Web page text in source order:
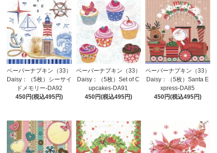
ペーパーナプキン（33）
Daisy：（5枚）シーサイ
ドメモリー-DA92
450円(税込495円)
ペーパーナプキン（33）
Daisy：（5枚）Set of C
upcakes-DA91
450円(税込495円)
ペーパーナプキン（33）
Daisy：（5枚）Santa E
xpress-DA85
450円(税込495円)